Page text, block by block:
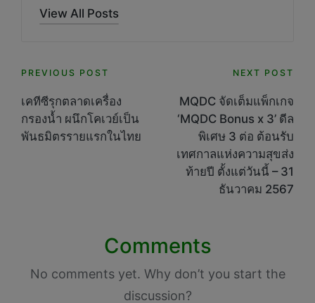
View All Posts
Post
navigation
PREVIOUS POST
เคทีซีรุกตลาดเครื่อง
กรองน้ำ ผนึกโคเวย์เป็น
พันธมิตรรายแรกในไทย
NEXT POST
MQDC จัดเต็มแพ็กเกจ
‘MQDC Bonus x 3’ ดีล
พิเศษ 3 ต่อ ต้อนรับ
เทศกาลแห่งความสุขส่ง
ท้ายปี ตั้งแต่วันนี้ – 31
ธันวาคม 2567
Comments
No comments yet. Why don’t you start the
discussion?